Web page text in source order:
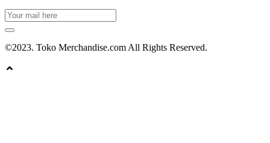
©2023. Toko Merchandise.com All Rights Reserved.